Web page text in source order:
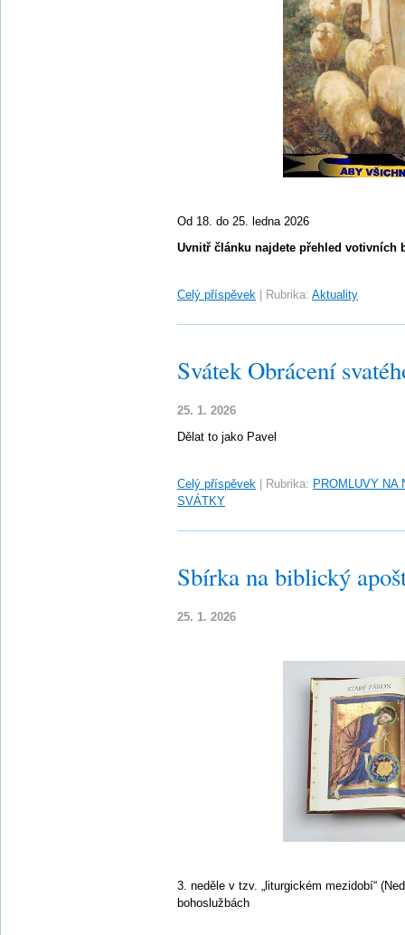
Od 18. do 25. ledna 2026
Uvnitř článku najdete přehled votivních
Celý příspěvek Rubrika: Aktuality
Svátek Obrácení
25. 1. 2026
Dělat to jako Pavel
Celý příspěvek Rubrika: PROMLUVY NA
SVÁTKY
Sbírka na biblický
25. 1. 2026
3. neděle v tzv. „liturgickém mezidobí“
bohoslužbách